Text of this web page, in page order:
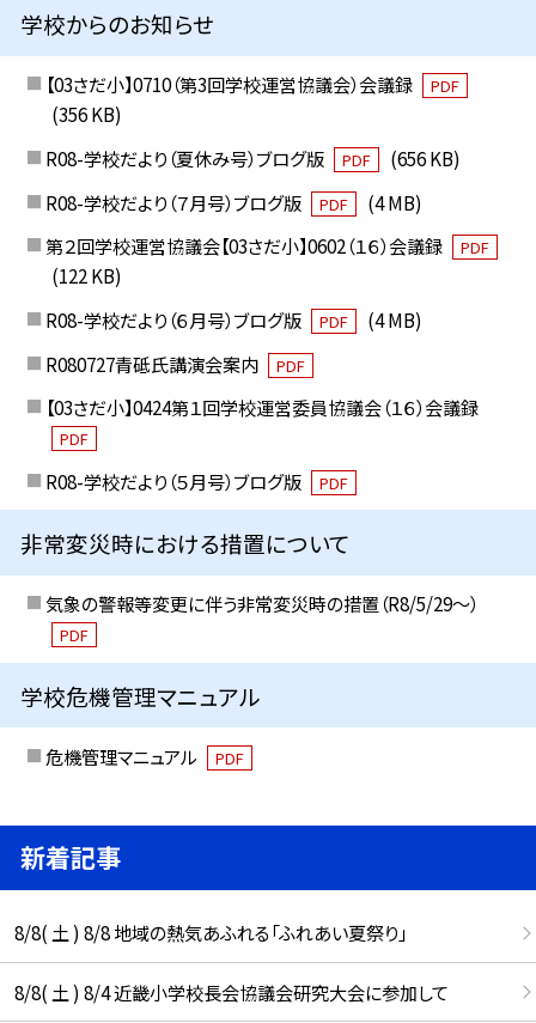
学校からのお知らせ
【03さだ小】0710（第3回学校運営協議会）会議録 PDF
(356 KB)
R08-学校だより（夏休み号）ブログ版
PDF
(656 KB)
R08-学校だより（７月号）ブログ版
PDF
(4 MB)
第２回学校運営協議会【03さだ小】0602（１６）会議録
PDF
(122 KB)
R08-学校だより（６月号）ブログ版
PDF
(4 MB)
R080727青砥氏講演会案内
PDF
【03さだ小】0424第１回学校運営委員協議会（１６）会議録
PDF
R08-学校だより（５月号）ブログ版 PDF
非常変災時における措置について
気象の警報等変更に伴う非常変災時の措置（R8/5/29〜）
PDF
学校危機管理マニュアル
危機管理マニュアル PDF
新着記事
8/8( 土 ) 8/8 地域の熱気あふれる「ふれあい夏祭り」
8/8( 土 ) 8/4 近畿小学校長会協議会研究大会に参加して